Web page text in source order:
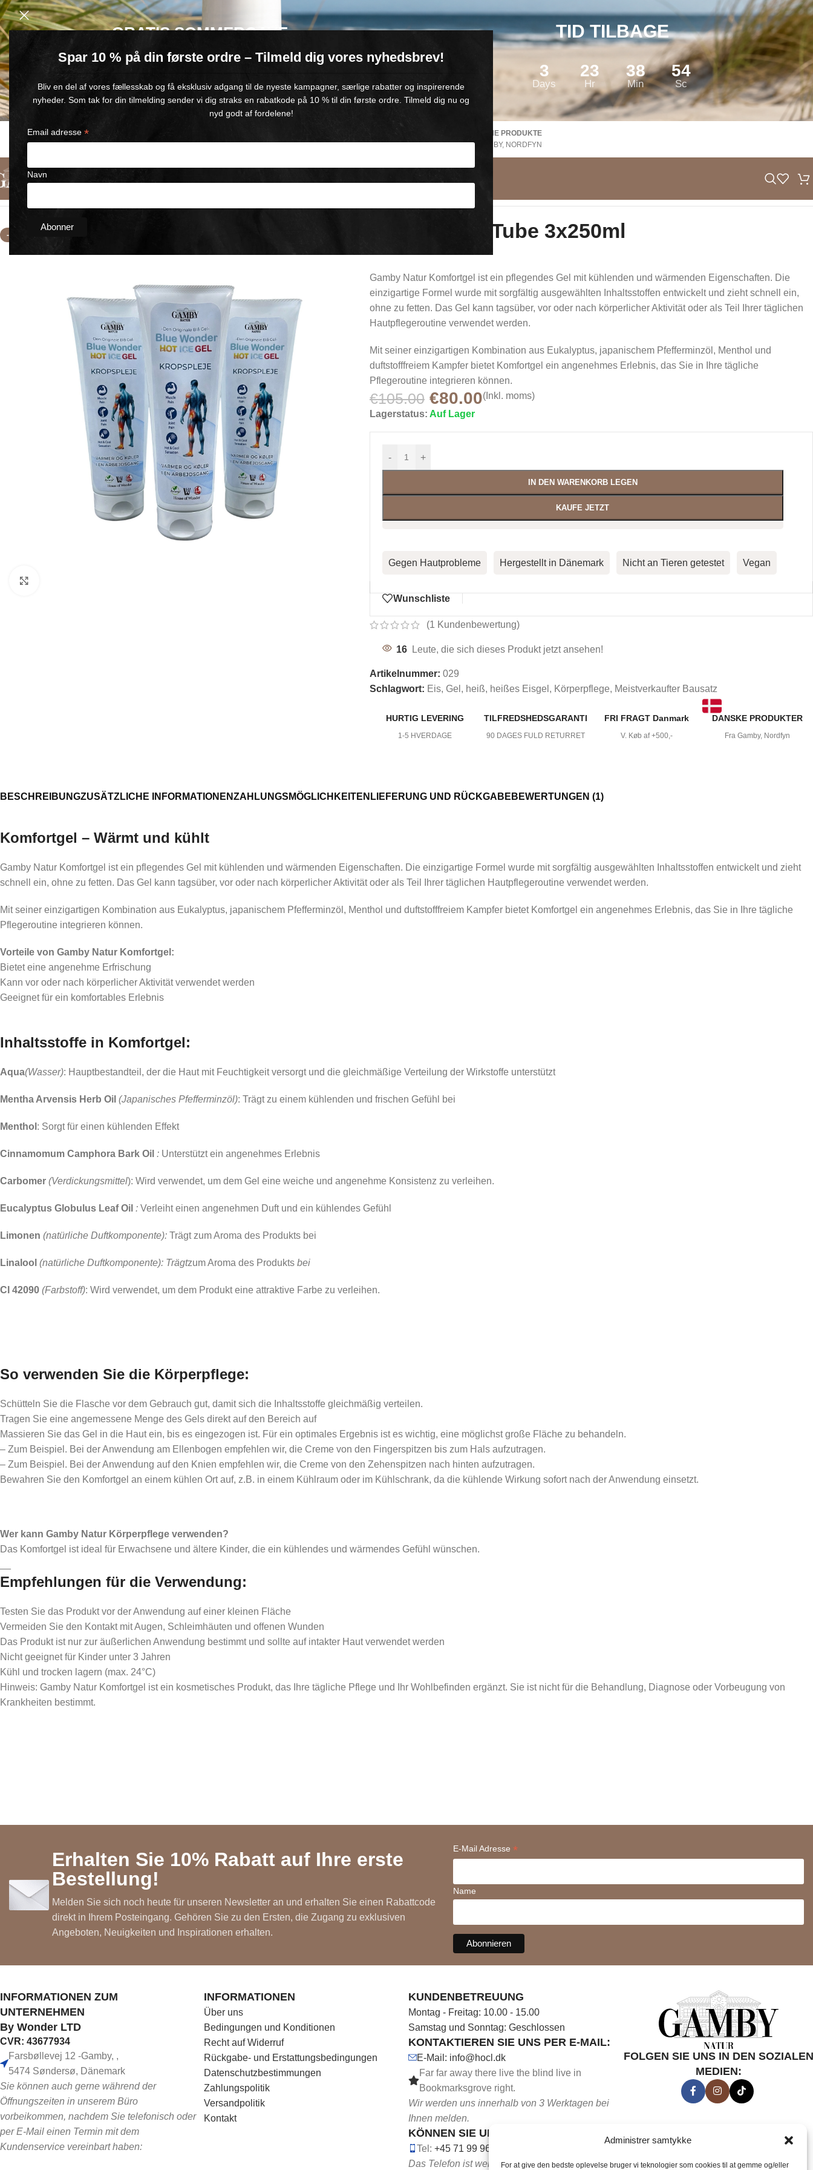
Spar 10 % på din første ordre – Tilmeld dig vores nyhedsbrev!
Bliv en del af vores fællesskab og få eksklusiv adgang til de nyeste kampagner, særlige rabatter og inspirerende
nyheder. Som tak for din tilmelding sender vi dig straks en rabatkode på 10 % til din første ordre. Tilmeld dig nu og
nyd godt af fordelene!
Email adresse *
Navn
Administrer samtykke
For at give den bedste oplevelse bruger vi teknologier som cookies til at gemme og/eller
GRATIS SOMMERGAVE
Køb for min. 600 kr.
– og få en GRATIS Blue Wonder Kropspleje Roll-on med 💙
🎁 Gælder til og med d. 9. august
TID TILBAGE
3
Days
23
Hr
38
Min
53
Sc
SCHNELLE LIEFERUNG
1-5 ARBEITSTAGE
90 TAGE GELD-ZURÜCK-GARANTIE
V. Kauf von +500,-
DÄNISCHE PRODUKTE
AUS GAMBY, NORDFYN
Unterstützung für einen entspannten Alltag
Angenehmes Gefühl in den Beinen
Bequeme Erfrischung
Vergnügen nach körperlicher Aktivität
Kosmetisches Produkt
-24% Komfortgel -Tube 3x250ml
Gamby Natur Komfortgel ist ein pflegendes Gel mit kühlenden und wärmenden Eigenschaften. Die
einzigartige Formel wurde mit sorgfältig ausgewählten Inhaltsstoffen entwickelt und zieht schnell ein,
ohne zu fetten. Das Gel kann tagsüber, vor oder nach körperlicher Aktivität oder als Teil Ihrer täglichen
Hautpflegeroutine verwendet werden.
Mit seiner einzigartigen Kombination aus Eukalyptus, japanischem Pfefferminzöl, Menthol und
duftstofffreiem Kampfer bietet Komfortgel ein angenehmes Erlebnis, das Sie in Ihre tägliche
Pflegeroutine integrieren können.
€105.00 €80.00(Inkl. moms)
Lagerstatus: Auf Lager
- +
IN DEN WARENKORB LEGEN
KAUFE JETZT
Gegen Hautprobleme Hergestellt in Dänemark Nicht an Tieren getestet Vegan
Wunschliste
(1 Kundenbewertung)
16 Leute, die sich dieses Produkt jetzt ansehen!
Artikelnummer: 029
Schlagwort: Eis, Gel , heiß, heißes Eisgel , Körperpflege, Meistverkaufter Bausatz
HURTIG LEVERING
1-5 HVERDAGE
TILFREDSHEDSGARANTI
90 DAGES FULD RETURRET
FRI FRAGT Danmark
V. Køb af +500,-
DANSKE PRODUKTER
Fra Gamby, Nordfyn
BESCHREIBUNGZUSÄTZLICHE INFORMATIONENZAHLUNGSMÖGLICHKEITEN LIEFERUNG UND RÜCKGABE BEWERTUNGEN (1)
Komfortgel – Wärmt und kühlt
Gamby Natur Komfortgel ist ein pflegendes Gel mit kühlenden und wärmenden Eigenschaften. Die einzigartige Formel wurde mit sorgfältig ausgewählten Inhaltsstoffen entwickelt und zieht
schnell ein, ohne zu fetten. Das Gel kann tagsüber, vor oder nach körperlicher Aktivität oder als Teil Ihrer täglichen Hautpflegeroutine verwendet werden.
Mit seiner einzigartigen Kombination aus Eukalyptus, japanischem Pfefferminzöl, Menthol und duftstofffreiem Kampfer bietet Komfortgel ein angenehmes Erlebnis, das Sie in Ihre tägliche
Pflegeroutine integrieren können.
Vorteile von Gamby Natur Komfortgel:
Bietet eine angenehme Erfrischung
Kann vor oder nach körperlicher Aktivität verwendet werden
Geeignet für ein komfortables Erlebnis
Inhaltsstoffe in Komfortgel:
Aqua(Wasser): Hauptbestandteil, der die Haut mit Feuchtigkeit versorgt und die gleichmäßige Verteilung der Wirkstoffe unterstützt
Mentha Arvensis Herb Oil (Japanisches Pfefferminzöl): Trägt zu einem kühlenden und frischen Gefühl bei
Menthol : Sorgt für einen kühlenden Effekt
Cinnamomum Camphora Bark Oil : Unterstützt ein angenehmes Erlebnis
Carbomer (Verdickungsmittel): Wird verwendet, um dem Gel eine weiche und angenehme Konsistenz zu verleihen.
Eucalyptus Globulus Leaf Oil : Verleiht einen angenehmen Duft und ein kühlendes Gefühl
Limonen (natürliche Duftkomponente): Trägt zum Aroma des Produkts bei
Linalool (natürliche Duftkomponente): Trägtzum Aroma des Produkts bei
CI 42090 (Farbstoff): Wird verwendet, um dem Produkt eine attraktive Farbe zu verleihen.
So verwenden Sie die Körperpflege:
Schütteln Sie die Flasche vor dem Gebrauch gut, damit sich die Inhaltsstoffe gleichmäßig verteilen.
Tragen Sie eine angemessene Menge des Gels direkt auf den Bereich auf
Massieren Sie das Gel in die Haut ein, bis es eingezogen ist. Für ein optimales Ergebnis ist es wichtig, eine möglichst große Fläche zu behandeln.
– Zum Beispiel. Bei der Anwendung am Ellenbogen empfehlen wir, die Creme von den Fingerspitzen bis zum Hals aufzutragen.
– Zum Beispiel. Bei der Anwendung auf den Knien empfehlen wir, die Creme von den Zehenspitzen nach hinten aufzutragen.
Bewahren Sie den Komfortgel an einem kühlen Ort auf, z.B. in einem Kühlraum oder im Kühlschrank, da die kühlende Wirkung sofort nach der Anwendung einsetzt.
Wer kann Gamby Natur Körperpflege verwenden?
Das Komfortgel ist ideal für Erwachsene und ältere Kinder, die ein kühlendes und wärmendes Gefühl wünschen.
Empfehlungen für die Verwendung:
Testen Sie das Produkt vor der Anwendung auf einer kleinen Fläche
Vermeiden Sie den Kontakt mit Augen, Schleimhäuten und offenen Wunden
Das Produkt ist nur zur äußerlichen Anwendung bestimmt und sollte auf intakter Haut verwendet werden
Nicht geeignet für Kinder unter 3 Jahren
Kühl und trocken lagern (max. 24°C)
Hinweis: Gamby Natur Komfortgel ist ein kosmetisches Produkt, das Ihre tägliche Pflege und Ihr Wohlbefinden ergänzt. Sie ist nicht für die Behandlung, Diagnose oder Vorbeugung von
Krankheiten bestimmt.
Erhalten Sie 10% Rabatt auf Ihre erste
Bestellung!
Melden Sie sich noch heute für unseren Newsletter an und erhalten Sie einen Rabattcode
direkt in Ihrem Posteingang. Gehören Sie zu den Ersten, die Zugang zu exklusiven
Angeboten, Neuigkeiten und Inspirationen erhalten.
E-Mail Adresse *
Name
INFORMATIONEN ZUM
UNTERNEHMEN
By Wonder LTD
CVR: 43677934
Farsbøllevej 12 -Gamby, ,
5474 Søndersø, Dänemark
Sie können auch gerne während der
Öffnungszeiten in unserem Büro
vorbeikommen, nachdem Sie telefonisch oder
per E-Mail einen Termin mit dem
Kundenservice vereinbart haben:
INFORMATIONEN
Über uns
Bedingungen und Konditionen
Recht auf Widerruf
Rückgabe- und Erstattungsbedingungen
Datenschutzbestimmungen
Zahlungspolitik
Versandpolitik
Kontakt
KUNDENBETREUUNG
Montag - Freitag: 10.00 - 15.00
Samstag und Sonntag: Geschlossen
KONTAKTIEREN SIE UNS PER E-MAIL:
E-Mail: info@hocl.dk
Far far away there live the blind live in
Bookmarksgrove right.
Wir werden uns innerhalb von 3 Werktagen bei
Ihnen melden.
KÖNNEN SIE UNS ANRUFEN UNTER
Tel: +45 71 99 96 69
Das Telefon ist werktags von 10-15 Uhr besetzt.
FOLGEN SIE UNS IN DEN SOZIALEN
MEDIEN: